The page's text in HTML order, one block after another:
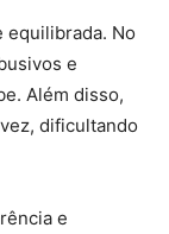
equilibrada. No
e
Além disso,
dificultando
e